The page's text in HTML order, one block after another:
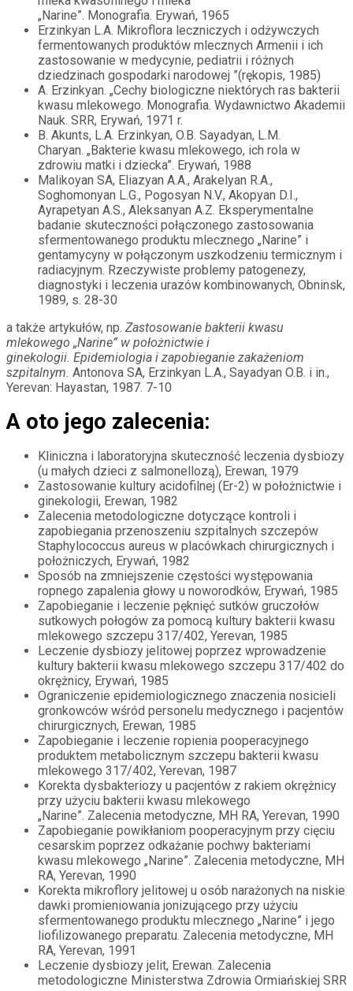
„Narine”. Monografia. Erywań, 1965
Erzinkyan L.A. Mikroflora leczniczych i odżywczych
fermentowanych produktów mlecznych Armenii i ich
zastosowanie w medycynie, pediatrii i różnych
dziedzinach gospodarki narodowej ”(rękopis, 1985)
A. Erzinkyan. „Cechy biologiczne niektórych ras bakterii
kwasu mlekowego. Monografia. Wydawnictwo Akademii
Nauk. SRR, Erywań, 1971 r.
B. Akunts, L.A. Erzinkyan, O.B. Sayadyan, L.M.
Charyan. „Bakterie kwasu mlekowego, ich rola w
zdrowiu matki i dziecka”. Erywań, 1988
Malikoyan SA, Eliazyan A.A., Arakelyan R.A.,
Soghomonyan L.G., Pogosyan N.V., Akopyan D.I.,
Ayrapetyan A.S., Aleksanyan A.Z. Eksperymentalne
badanie skuteczności połączonego zastosowania
sfermentowanego produktu mlecznego „Narine” i
gentamycyny w połączonym uszkodzeniu termicznym i
radiacyjnym. Rzeczywiste problemy patogenezy,
diagnostyki i leczenia urazów kombinowanych, Obninsk,
1989, s. 28-30
a także artykułów, np. Zastosowanie bakterii kwasu
mlekowego „Narine” w położnictwie i
ginekologii. Epidemiologia i zapobieganie zakażeniom
szpitalnym. Antonova SA, Erzinkyan L.A., Sayadyan O.B. i in.,
Yerevan: Hayastan, 1987. 7-10
A oto jego zalecenia:
Kliniczna i laboratoryjna skuteczność leczenia dysbiozy
(u małych dzieci z salmonellozą), Erewan, 1979
Zastosowanie kultury acidofilnej (Er-2) w położnictwie i
ginekologii, Erewan, 1982
Zalecenia metodologiczne dotyczące kontroli i
zapobiegania przenoszeniu szpitalnych szczepów
Staphylococcus aureus w placówkach chirurgicznych i
położniczych, Erywań, 1982
Sposób na zmniejszenie częstości występowania
ropnego zapalenia głowy u noworodków, Erywań, 1985
Zapobieganie i leczenie pęknięć sutków gruczołów
sutkowych połogów za pomocą kultury bakterii kwasu
mlekowego szczepu 317/402, Yerevan, 1985
Leczenie dysbiozy jelitowej poprzez wprowadzenie
kultury bakterii kwasu mlekowego szczepu 317/402 do
okrężnicy, Erywań, 1985
Ograniczenie epidemiologicznego znaczenia nosicieli
gronkowców wśród personelu medycznego i pacjentów
chirurgicznych, Erewan, 1985
Zapobieganie i leczenie ropienia pooperacyjnego
produktem metabolicznym szczepu bakterii kwasu
mlekowego 317/402, Yerevan, 1987
Korekta dysbakteriozy u pacjentów z rakiem okrężnicy
przy użyciu bakterii kwasu mlekowego
„Narine”. Zalecenia metodyczne, MH RA, Yerevan, 1990
Zapobieganie powikłaniom pooperacyjnym przy cięciu
cesarskim poprzez odkażanie pochwy bakteriami
kwasu mlekowego „Narine”. Zalecenia metodyczne, MH
RA, Yerevan, 1990
Korekta mikroflory jelitowej u osób narażonych na niskie
dawki promieniowania jonizującego przy użyciu
sfermentowanego produktu mlecznego „Narine” i jego
liofilizowanego preparatu. Zalecenia metodyczne, MH
RA, Yerevan, 1991
Leczenie dysbiozy jelit, Erewan. Zalecenia
metodologiczne Ministerstwa Zdrowia Ormiańskiej SRR